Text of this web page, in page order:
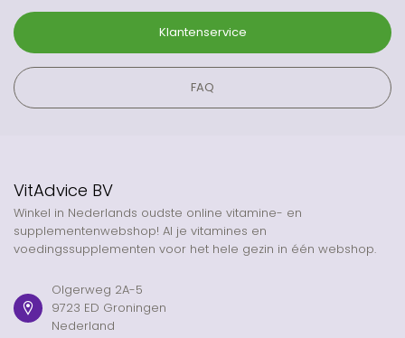
Klantenservice
FAQ
VitAdvice BV
Winkel in Nederlands oudste online vitamine- en
supplementenwebshop! Al je vitamines en
voedingssupplementen voor het hele gezin in één webshop.
Olgerweg 2A-5
9723 ED Groningen
Nederland